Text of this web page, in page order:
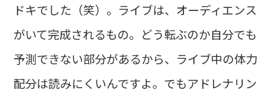
ドキでした（笑）。ライブは、オーディエンス
がいて完成されるもの。どう転ぶのか自分でも
予測できない部分があるから、ライブ中の体力
配分は読みにくいんですよ。でもアドレナリン